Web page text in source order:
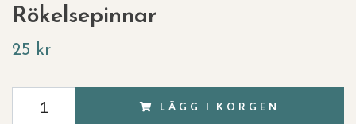
Rökelsepinnar
25 kr
LÄGG I KORGEN